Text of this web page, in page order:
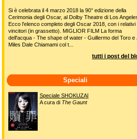
Si è celebrata il 4 marzo 2018 la 90° edizione della
Cerimonia degli Oscar, al Dolby Theatre di Los
Ecco l'elenco completo degli Oscar 2018, con i relativi
vincitori (in grassetto). MIGLIOR FILM La forma
dell'acqua - The shape of water - Guillermo del Toro e
Miles Dale Chiamami col t...
tutti i post del
Speciali
Speciale SHOKUZAI
A cura di The Gaunt